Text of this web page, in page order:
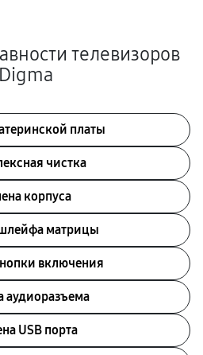
телевизоров
Digma
платы
чистка
корпуса
матрицы
включения
аудиоразъема
USB порта